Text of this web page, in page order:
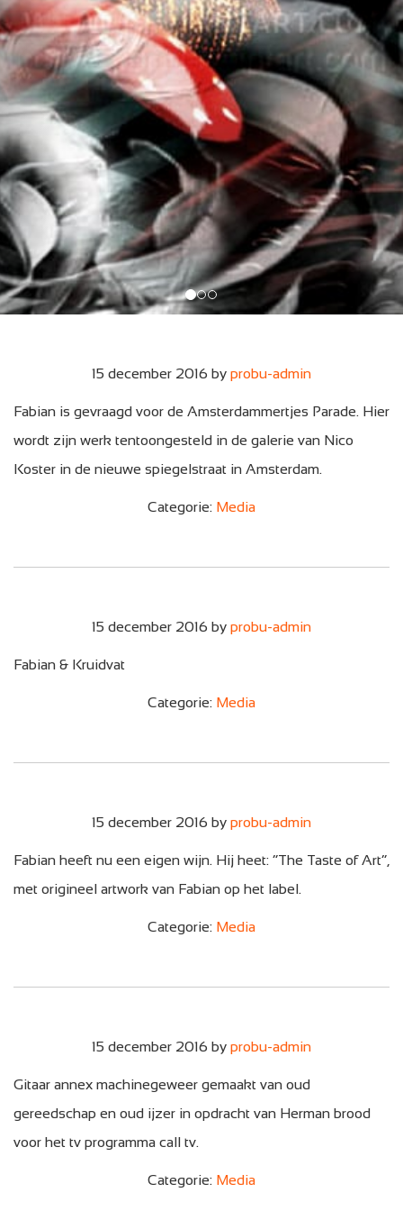
15 december 2016 by probu-admin
Fabian is gevraagd voor de Amsterdammertjes Parade. Hier
wordt zijn werk tentoongesteld in de galerie van Nico
Koster in de nieuwe spiegelstraat in Amsterdam.
Categorie: Media
15 december 2016 by probu-admin
Fabian & Kruidvat
Categorie: Media
15 december 2016 by probu-admin
Fabian heeft nu een eigen wijn. Hij heet: “The Taste of Art”,
met origineel artwork van Fabian op het label.
Categorie: Media
15 december 2016 by probu-admin
Gitaar annex machinegeweer gemaakt van oud
gereedschap en oud ijzer in opdracht van Herman brood
voor het tv programma call tv.
Categorie: Media